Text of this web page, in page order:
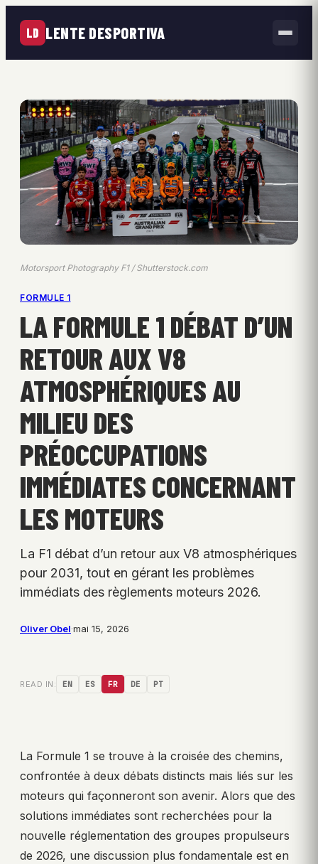
LD LENTE DESPORTIVA
Motorsport Photography F1 / Shutterstock.com
FORMULE 1
LA FORMULE 1 DÉBAT D’UN
RETOUR AUX V8
ATMOSPHÉRIQUES AU
MILIEU DES
PRÉOCCUPATIONS
IMMÉDIATES CONCERNANT
LES MOTEURS
La F1 débat d’un retour aux V8 atmosphériques
pour 2031, tout en gérant les problèmes
immédiats des règlements moteurs 2026.
Oliver Obel·mai 15, 2026
READ IN: EN ES FR DE PT
La Formule 1 se trouve à la croisée des chemins,
confrontée à deux débats distincts mais liés sur les
moteurs qui façonneront son avenir. Alors que des
solutions immédiates sont recherchées pour la
nouvelle réglementation des groupes propulseurs
de 2026, une discussion plus fondamentale est en